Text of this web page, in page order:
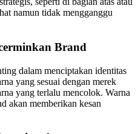
namun tidak mengganggu
Brand
dalam menciptakan identitas
yang sesuai dengan merek
yang terlalu mencolok. Warna
akan memberikan kesan